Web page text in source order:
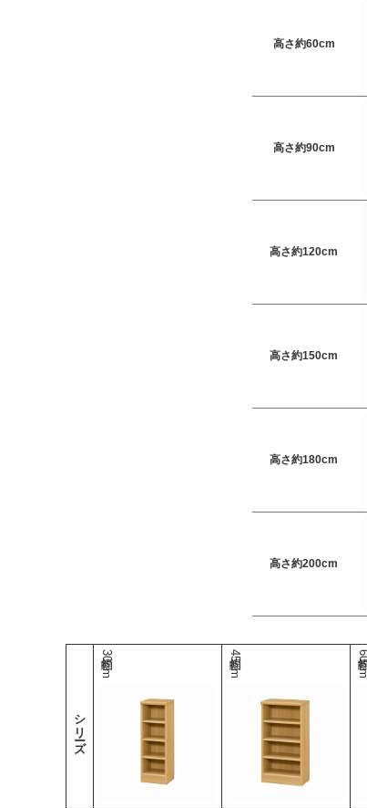
高さ約60cm
高さ約90cm
高さ約120cm
高さ約150cm
高さ約180cm
高さ約200cm
シリーズ
幅約30cm 幅約45cm 幅